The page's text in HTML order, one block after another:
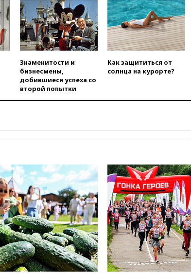
был
Иран
газа
экс-
суда
Знаменитости и
бизнесмены,
добившиеся успеха со
второй попытки
Как защититься от
солнца на курорте?